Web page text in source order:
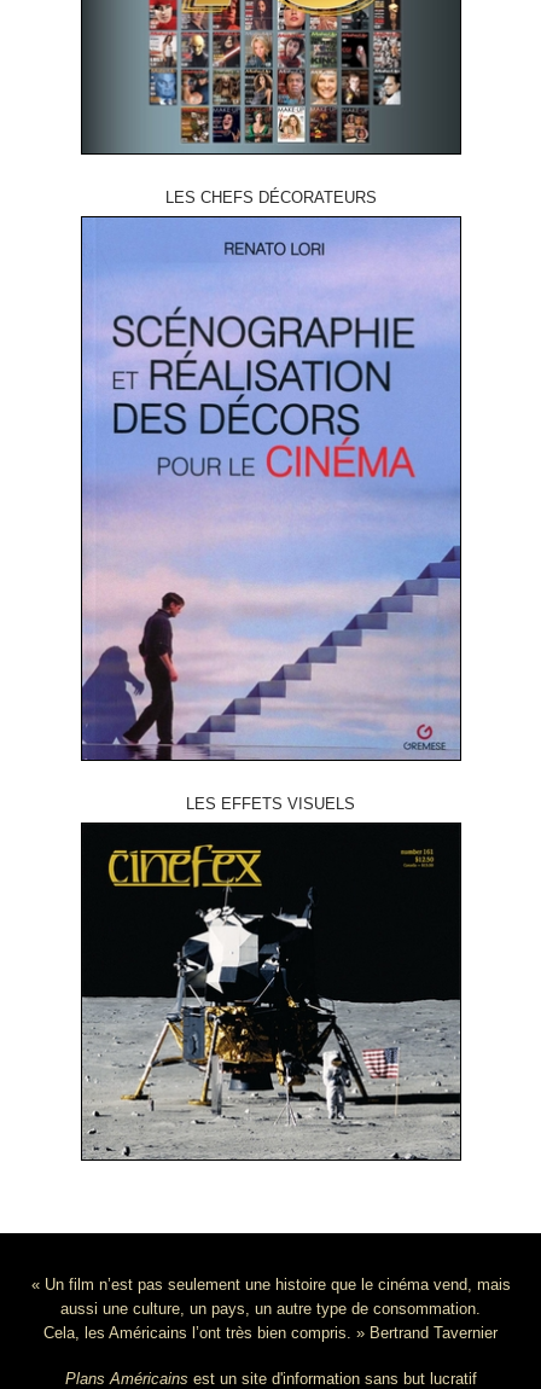
LES CHEFS DÉCORATEURS
LES EFFETS VISUELS
« Un film n’est pas seulement une histoire que le cinéma vend, mais
aussi une culture, un pays, un autre type de consommation.
Cela, les Américains l’ont très bien compris. » Bertrand Tavernier
Plans Américains est un site d'information sans but lucratif